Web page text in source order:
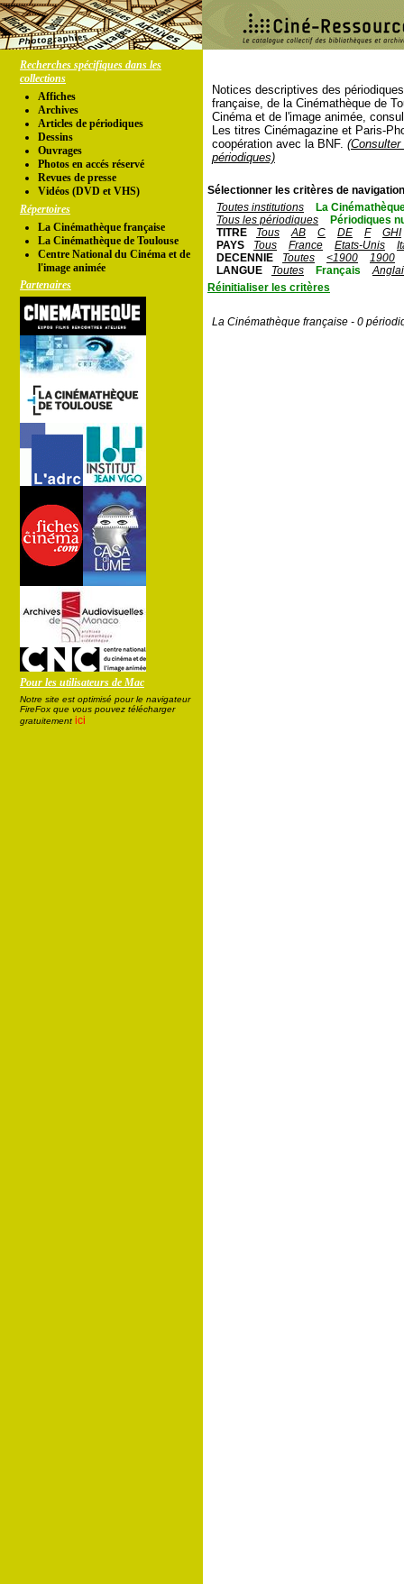
Recherches spécifiques dans les
collections
Affiches
Archives
Articles de périodiques
Dessins
Ouvrages
Photos en accés réservé
Revues de presse
Vidéos (DVD et VHS)
Répertoires
La Cinémathèque française
La Cinémathèque de Toulouse
Centre National du Cinéma et de
l'image animée
Partenaires
Pour les utilisateurs de Mac
Notre site est optimisé pour le navigateur
FireFox que vous pouvez télécharger
gratuitement ici
Notices descriptives des
française, de la Cinémathèque de
Cinéma et de l'image animée,
Les titres Cinémagazine et Paris-
coopération avec la BNF.
périodiques)
Sélectionner les critères de
Toutes institutions
La
Tous les périodiques
Périodiques
TITRE
Tous AB C DE F
GHI
PAYS
Tous France Etats-Unis
DECENNIE
Toutes <1900
1900
LANGUE
Toutes Français
Réinitialiser les critères
La Cinémathèque française - 0